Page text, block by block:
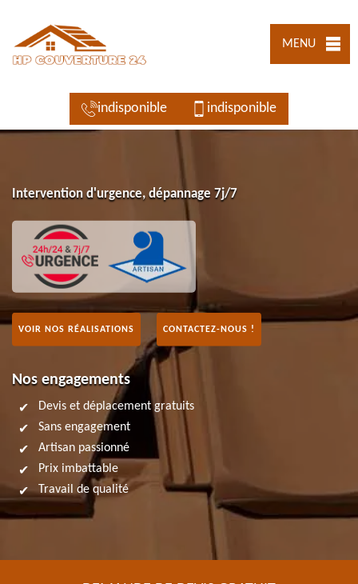
MENU
indisponible indisponible
Intervention d'urgence, dépannage 7j/7
VOIR NOS RÉALISATIONS CONTACTEZ-NOUS !
Nos engagements
Devis et déplacement gratuits
Sans engagement
Artisan passionné
Prix imbattable
Travail de qualité